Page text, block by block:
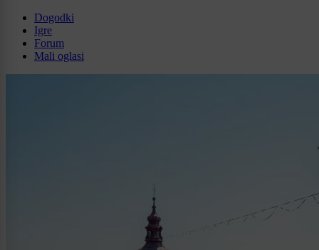
Dogodki
Igre
Forum
Mali oglasi